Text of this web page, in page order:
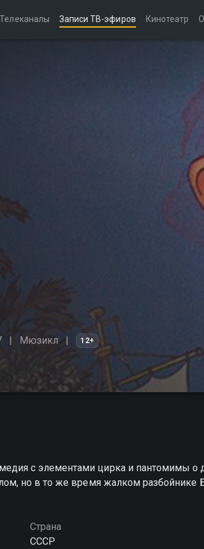
Телеканалы Записи ТВ-эфиров Кинотеатр
Мюзикл 12+
с элементами цирка и пантомимы о
но в то же время жалком разбойнике
Страна
СССР